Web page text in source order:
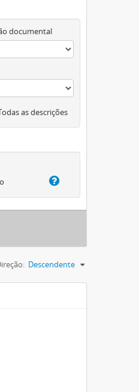
documental
as descrições
Descendente